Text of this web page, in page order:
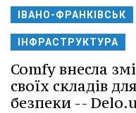
ІВАНО-ФРАНКІВСЬК
ІНФРАСТРУКТУРА
Comfy внесла
своїх складів
безпеки --